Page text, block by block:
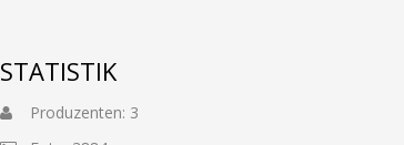
STATISTIK
Produzenten: 3